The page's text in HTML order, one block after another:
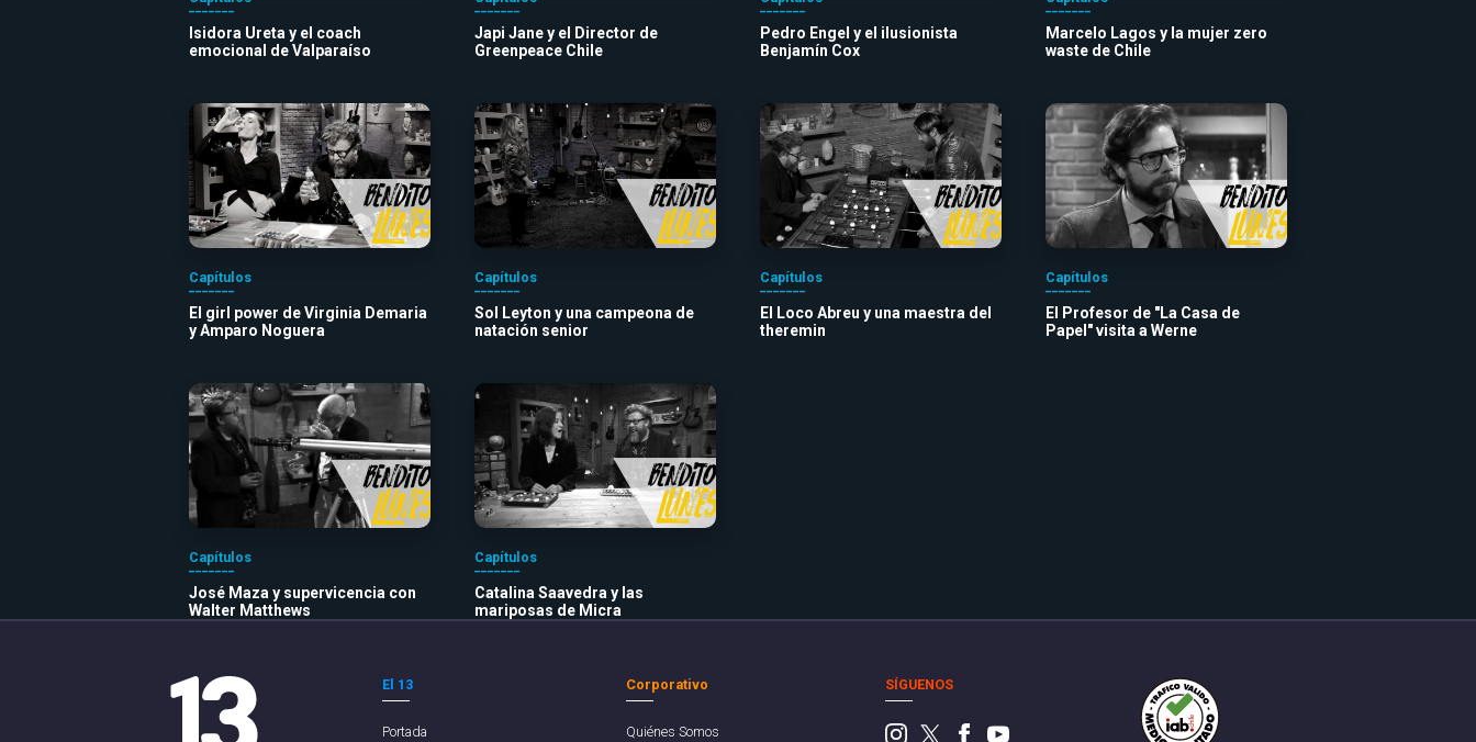
Isidora Ureta y el coach
emocional de Valparaíso
Japi Jane y el Director de
Greenpeace Chile
Pedro Engel y el ilusionista
Benjamín Cox
Marcelo Lagos y la mujer zero
waste de Chile
Capítulos
El girl power de Virginia Demaria
y Amparo Noguera
Capítulos
Sol Leyton y una campeona de
natación senior
Capítulos
El Loco Abreu y una maestra del
theremin
Capítulos
El Profesor de "La Casa de
Papel" visita a Werne
Capítulos
José Maza y supervicencia con
Walter Matthews
Capítulos
Catalina Saavedra y las
mariposas de Micra
El 13
Portada
Corporativo
Quiénes Somos
SÍGUENOS